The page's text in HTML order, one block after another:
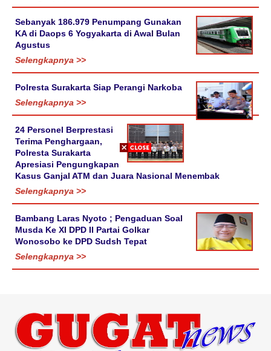
Sebanyak 186.979 Penumpang Gunakan
KA di Daops 6 Yogyakarta di Awal Bulan
Agustus
Selengkapnya >>
Polresta Surakarta Siap Perangi Narkoba
Selengkapnya >>
24 Personel Berprestasi
Terima Penghargaan,
Polresta Surakarta
Apresiasi Pengungkapan
Kasus Ganjal ATM dan Juara Nasional Menembak
Selengkapnya >>
Bambang Laras Nyoto ; Pengaduan Soal
Musda Ke XI DPD II Partai Golkar
Wonosobo ke DPD Sudsh Tepat
Selengkapnya >>